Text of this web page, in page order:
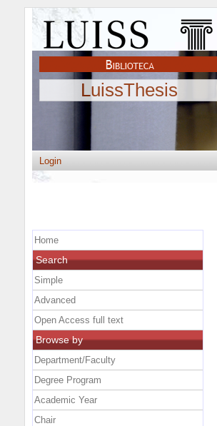
LuissThesis
Login
Home
Search
Simple
Advanced
Open Access full text
Browse by
Department/Faculty
Degree Program
Academic Year
Chair